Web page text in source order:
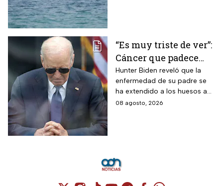
“Es muy triste de ver”:
Cáncer que padece
Joe Biden se propaga
y causa metástasis
Hunter Biden reveló que la
enfermedad de su padre se
ha extendido a los huesos a
pesar del tratamiento.
08 agosto, 2026